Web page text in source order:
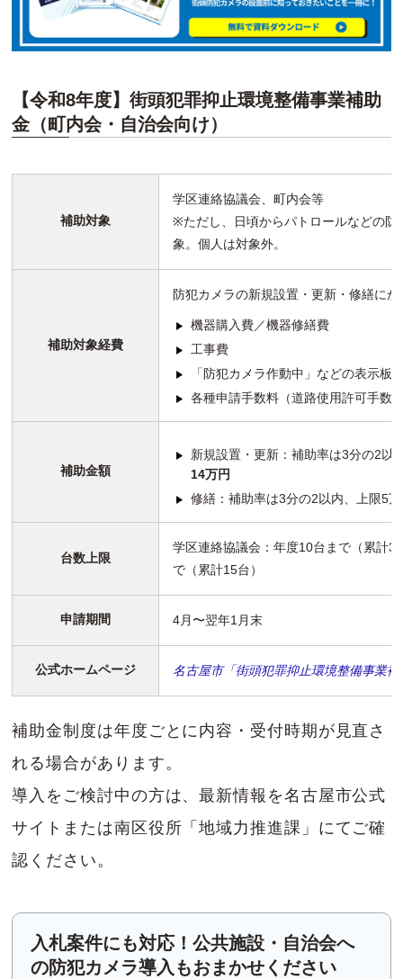
【令和8年度】街頭犯罪抑止環境整備事業補助
金（町内会・自治会向け）
補助対象
学区連絡協議会、町内会等
※ただし、日頃からパトロールなどの防
象。個人は対象外。
補助対象経費
防犯カメラの新規設置・更新・修繕に
機器購入費／機器修繕費
工事費
「防犯カメラ作動中」などの表示板
各種申請手数料（道路使用許可手数
補助金額
新規設置・更新：補助率は3分の2以
14万円
修繕：補助率は3分の2以内、上限5
台数上限
学区連絡協議会：年度10台まで（累計
で（累計15台）
申請期間 4月〜翌年1月末
公式ホームページ 名古屋市「街頭犯罪抑止環境整備事業
補助金制度は年度ごとに内容・受付時期が見直さ
れる場合があります。
導入をご検討中の方は、最新情報を名古屋市公式
サイトまたは南区役所「地域力推進課」にてご確
認ください。
入札案件にも対応！公共施設・自治会へ
の防犯カメラ導入もおまかせください